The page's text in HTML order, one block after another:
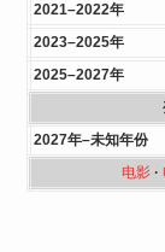
2021–2022年
2023–2025年
2025–2027年
2027年–未知年份
电影·